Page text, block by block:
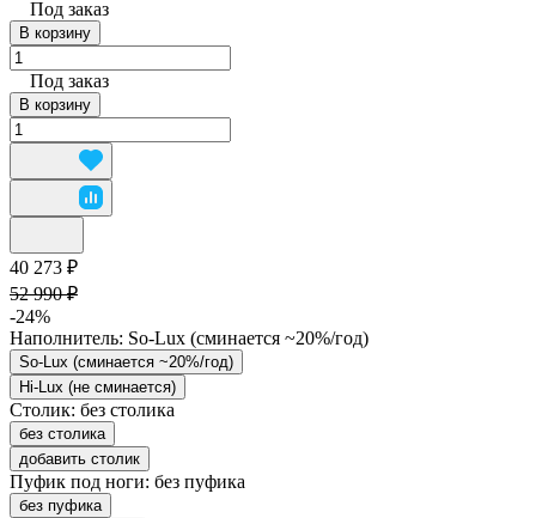
Под заказ
В корзину
Под заказ
В корзину
40 273 ₽
52 990 ₽
-24%
Наполнитель: So-Lux (cминается ~20%/год)
So-Lux (cминается ~20%/год)
Hi-Lux (не сминается)
Столик: без столика
без столика
добавить столик
Пуфик под ноги: без пуфика
без пуфика